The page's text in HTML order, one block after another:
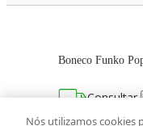
Boneco Funko
Consultar
As
Nós utilizamos cookies